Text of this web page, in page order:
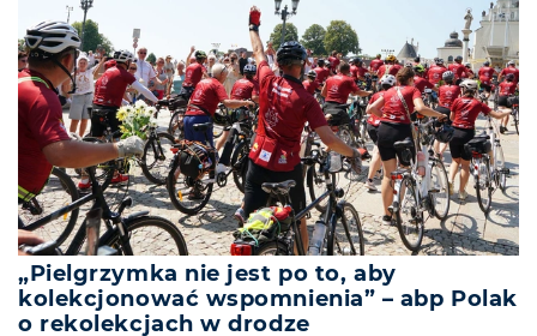
„Pielgrzymka nie jest po to, aby
kolekcjonować wspomnienia” – abp Polak
o rekolekcjach w drodze